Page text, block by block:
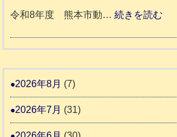
日
1
支
告
ッ
か
令和8年度 熊本市動…続きを読む
和
度
2026年8月 (7)
2026年7月 (31)